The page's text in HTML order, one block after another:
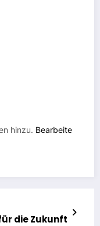
hinzu. Bearbeite
die Zukunft